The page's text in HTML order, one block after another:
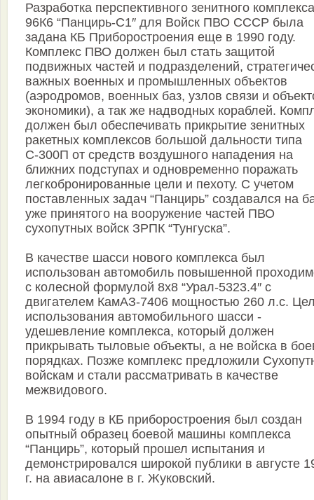
Разработка перспективного зенитного комплекса
96К6 “Панцирь-С1″ для Войск ПВО СССР была
задана КБ Приборостроения еще в 1990 году.
Комплекс ПВО должен был стать защитой
подвижных частей и подразделений,
важных военных и промышленных объектов
(аэродромов, военных баз, узлов связи и
экономики), а так же надводных кораблей.
должен был обеспечивать прикрытие зенитных
ракетных комплексов большой дальности типа
С-300П от средств воздушного нападения на
ближних подступах и одновременно поражать
легкобронированные цели и пехоту. С учетом
поставленных задач “Панцирь” создавался на
уже принятого на вооружение частей ПВО
сухопутных войск ЗРПК “Тунгуска”.
В качестве шасси нового комплекса был
использован автомобиль повышенной
с колесной формулой 8х8 “Урал-5323.4″ с
двигателем КамАЗ-7406 мощностью 260 л.с.
использования автомобильного шасси -
удешевление комплекса, который должен
прикрывать тыловые объекты, а не войска в
порядках. Позже комплекс предложили
войскам и стали рассматривать в качестве
межвидового.
В 1994 году в КБ приборостроения был создан
опытный образец боевой машины комплекса
“Панцирь”, который прошел испытания и
демонстрировался широкой публики в августе
г. на авиасалоне в г. Жуковский.